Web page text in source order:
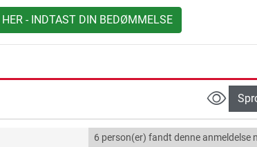
HER - INDTAST DIN BEDØMMELSE
6 person(er) fandt denne anmeldelse